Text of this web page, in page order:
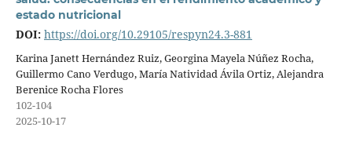
estado nutricional
DOI: https://doi.org/10.29105/respyn24.3-881
Karina Janett Hernández Ruiz, Georgina Mayela Núñez Rocha,
Guillermo Cano Verdugo, María Natividad Ávila Ortiz, Alejandra
Berenice Rocha Flores
102-104
2025-10-17